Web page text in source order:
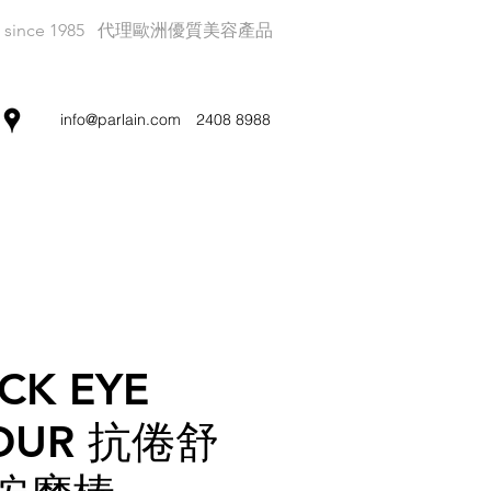
since 1985 代理歐洲優質美容產品
info@parlain.com 2408 8988
EYE
抗倦舒